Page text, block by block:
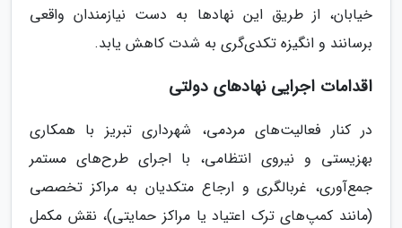
خیابان، از طریق این نهادها به دست نیازمندان واقعی
برسانند و انگیزه تکدی‌گری به شدت کاهش یابد.
اقدامات اجرایی نهادهای دولتی
در کنار فعالیت‌های مردمی، شهرداری تبریز با همکاری
بهزیستی و نیروی انتظامی، با اجرای طرح‌های مستمر
جمع‌آوری، غربالگری و ارجاع متکدیان به مراکز تخصصی
(مانند کمپ‌های ترک اعتیاد یا مراکز حمایتی)، نقش مکمل